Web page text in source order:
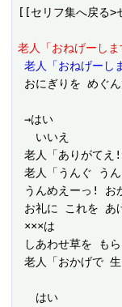
[[セリフ集へ戻る>
老人「おねげーし
老人「おねげーし
→はい
老人「ありがてえ!
老人「うんぐ うんぐ……… ぷはーっ
老人「おかげで 生き返っただ。